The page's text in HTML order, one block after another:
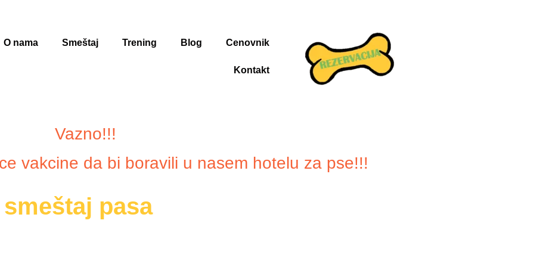
O nama Smeštaj Trening Blog Cenovnik
Kontakt
vakcine da bi boravili u nasem hotelu za pse!!!
pasa